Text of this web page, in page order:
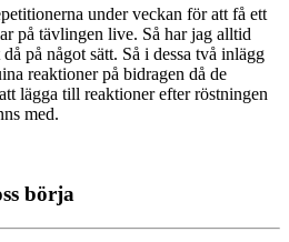
under veckan för att få ett
på tävlingen live. Så har jag alltid
på något sätt. Så i dessa två inlägg
reaktioner på bidragen då de
lägga till reaktioner efter röstningen
med.
börja